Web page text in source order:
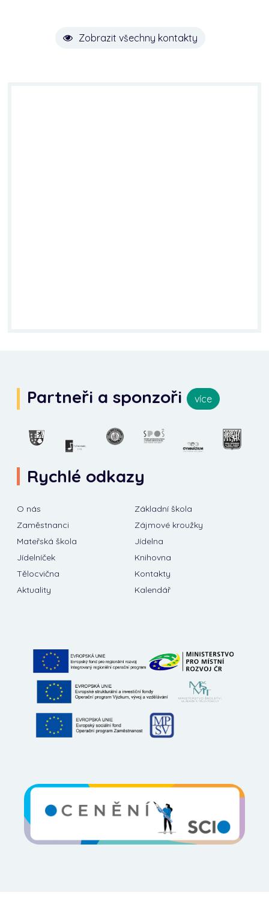
Zobrazit všechny kontakty
Partneři a sponzoři více
Rychlé odkazy
O nás
Základní škola
Zaměstnanci
Zájmové kroužky
Mateřská škola
Jídelna
Jídelníček
Knihovna
Tělocvična
Kontakty
Aktuality
Kalendář